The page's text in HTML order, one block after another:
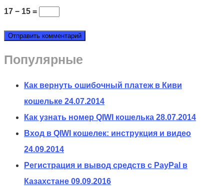
17 − 15 =
Популярные
Как вернуть ошибочный платеж в Киви
кошельке 24.07.2014
Как узнать номер QIWI кошелька 28.07.2014
Вход в QIWI кошелек: инструкция и видео
24.09.2014
Регистрация и вывод средств с PayPal в
Казахстане 09.09.2016